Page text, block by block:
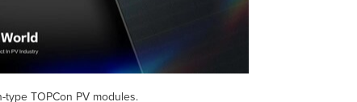
TOPCon PV modules.